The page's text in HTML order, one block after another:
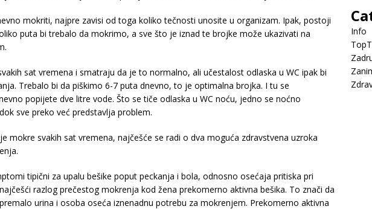
mokriti, najpre zavisi od toga koliko tečnosti unosite u organizam. Ipak, postoji
puta bi trebalo da mokrimo, a sve što je iznad te brojke može ukazivati na
sat vremena i smatraju da je to normalno, ali učestalost odlaska u WC ipak bi
Trebalo bi da piškimo 6-7 puta dnevno, to je optimalna brojka. I tu se
popijete dve litre vode. Što se tiče odlaska u WC noću, jedno se noćno
sve preko već predstavlja problem.
mokre svakih sat vremena, najčešće se radi o dva moguća zdravstvena uzroka
tipični za upalu bešike poput peckanja i bola, odnosno osećaja pritiska pri
razlog prečestog mokrenja kod žena prekomerno aktivna bešika. To znači da
urina i osoba oseća iznenadnu potrebu za mokrenjem. Prekomerno aktivna
Info